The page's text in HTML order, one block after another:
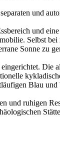
und
und
Selbst
Sonne zu
Die
Blau und
ruhigen